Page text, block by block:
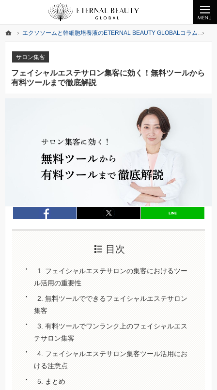
エクソソームと幹細胞培養液のETERNAL BEAUTY GLOBALコラム サ
サロン集客
フェイシャルエステサロン集客に効く！無料ツールから
有料ツールまで徹底解説
クライオエレクトロポレーションの無料提供、ヒト幹細胞化粧品なら美の最先端をお届けする
業務用エレクトロポレーションの無償提供ならびエクソソーム・幹細胞培養液を提供中
entry481 entry481
目次
1. フェイシャルエステサロンの集客におけるツー
ル活用の重要性
2. 無料ツールでできるフェイシャルエステサロン
集客
3. 有料ツールでワンランク上のフェイシャルエス
テサロン集客
4. フェイシャルエステサロン集客ツール活用にお
ける注意点
5. まとめ
ホーム
エクソソームと幹細胞培養液のETERNAL BEAUTY GLOBALコラム